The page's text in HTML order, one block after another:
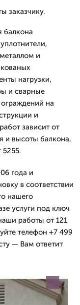
заказчику.
балкона
и
нагрузки,
и сварные
на
и
зависит от
и высоты балкона,
5255.
года и
в соответствии
нашего
услуги под ключ
работы от 121
телефон +7 499
— Вам ответит